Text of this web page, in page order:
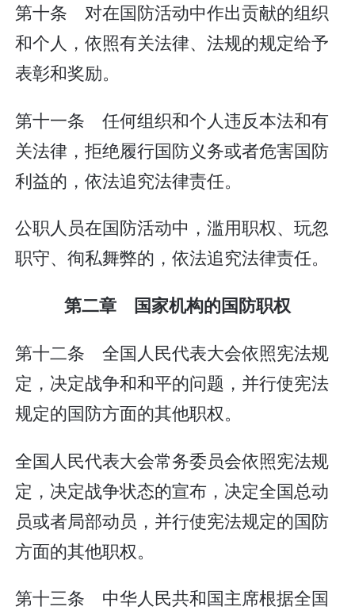
第十条 对在国防活动中作出贡献的组织
和个人，依照有关法律、法规的规定给予
表彰和奖励。
第十一条 任何组织和个人违反本法和有
关法律，拒绝履行国防义务或者危害国防
利益的，依法追究法律责任。
公职人员在国防活动中，滥用职权、玩忽
职守、徇私舞弊的，依法追究法律责任。
第二章 国家机构的国防职权
第十二条 全国人民代表大会依照宪法规
定，决定战争和和平的问题，并行使宪法
规定的国防方面的其他职权。
全国人民代表大会常务委员会依照宪法规
定，决定战争状态的宣布，决定全国总动
员或者局部动员，并行使宪法规定的国防
方面的其他职权。
第十三条 中华人民共和国主席根据全国